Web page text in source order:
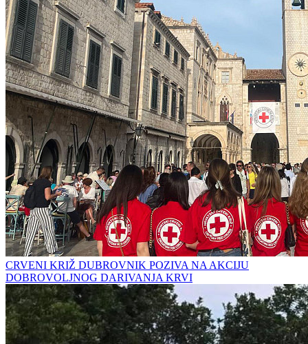
CRVENI KRIŽ DUBROVNIK POZIVA NA AKCIJU
DOBROVOLJNOG DARIVANJA KRVI